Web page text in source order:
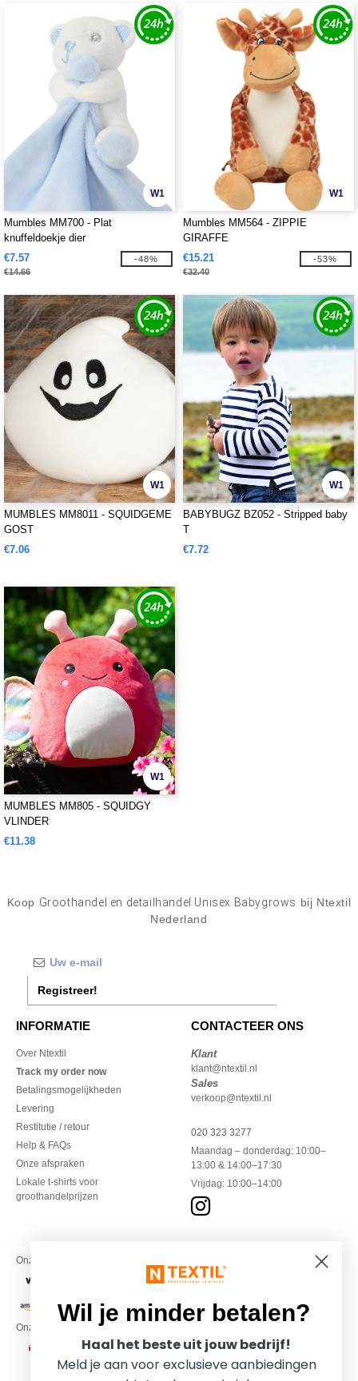
W1
Mumbles MM700 - Plat
knuffeldoekje dier
€7.57
€14.66
-48%
W1
Mumbles MM564 - ZIPPIE
GIRAFFE
€15.21
€32.40
-53%
W1
MUMBLES MM8011 - SQUIDGEME
GOST
€7.06
W1
BABYBUGZ BZ052 - Stripped baby
T
€7.72
W1
MUMBLES MM805 - SQUIDGY
VLINDER
€11.38
Koop Groothandel en detailhandel Unisex Babygrows bij Ntextil
Nederland
Registreer!
INFORMATIE
Over Ntextil
Track my order now
Betalingsmogelijkheden
Levering
Restitutie / retour
Help & FAQs
Onze afspraken
Lokale t-shirts voor
groothandelprijzen
CONTACTEER ONS
Klant
klant@ntextil.nl
Sales
verkoop@ntextil.nl
020 323 3277
Maandag – donderdag: 10:00–
13:00 & 14:00–17:30
Vrijdag: 10:00–14:00
Onze financiële partners
Onze transporteurs
Wil je minder betalen?
Haal het beste uit jouw bedrijf!
Meld je aan voor exclusieve aanbiedingen